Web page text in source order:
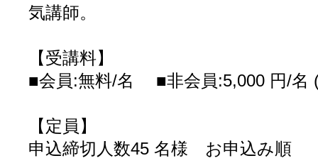
気講師。
【受講料】
■会員:無料/名 ■非会員:5,000 円/名
【定員】
申込締切人数45 名様 お申込み順